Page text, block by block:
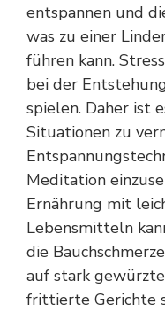
entspannen und
was zu einer
führen kann.
bei der
spielen. Daher ist
Situationen zu
Meditation
Ernährung mit
Lebensmitteln
die
auf stark
frittierte Gerichte